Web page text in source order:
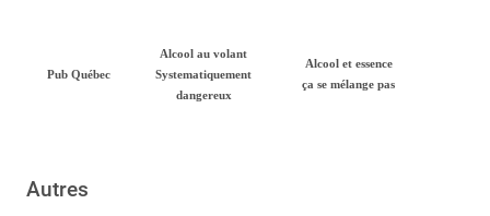
Pub Québec
Alcool au volant
Systematiquement
dangereux
Alcool et essence
ça se mélange pas
Autres